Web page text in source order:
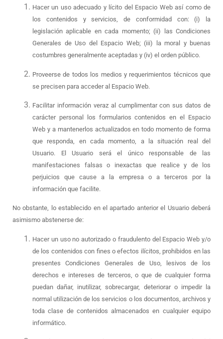
Hacer un uso adecuado y lícito del Espacio Web así como de
los contenidos y servicios, de conformidad con: (i) la
legislación aplicable en cada momento; (ii) las Condiciones
Generales de Uso del Espacio Web; (iii) la moral y buenas
costumbres generalmente aceptadas y (iv) el orden público.
Proveerse de todos los medios y requerimientos técnicos que
se precisen para acceder al Espacio Web.
Facilitar información veraz al cumplimentar con sus datos de
carácter personal los formularios contenidos en el Espacio
Web y a mantenerlos actualizados en todo momento de forma
que responda, en cada momento, a la situación real del
Usuario. El Usuario será el único responsable de las
manifestaciones falsas o inexactas que realice y de los
perjuicios que cause a la empresa o a terceros por la
información que facilite.
No obstante, lo establecido en el apartado anterior el Usuario deberá
asimismo abstenerse de:
Hacer un uso no autorizado o fraudulento del Espacio Web y/o
de los contenidos con fines o efectos ilícitos, prohibidos en las
presentes Condiciones Generales de Uso, lesivos de los
derechos e intereses de terceros, o que de cualquier forma
puedan dañar, inutilizar, sobrecargar, deteriorar o impedir la
normal utilización de los servicios o los documentos, archivos y
toda clase de contenidos almacenados en cualquier equipo
informático.